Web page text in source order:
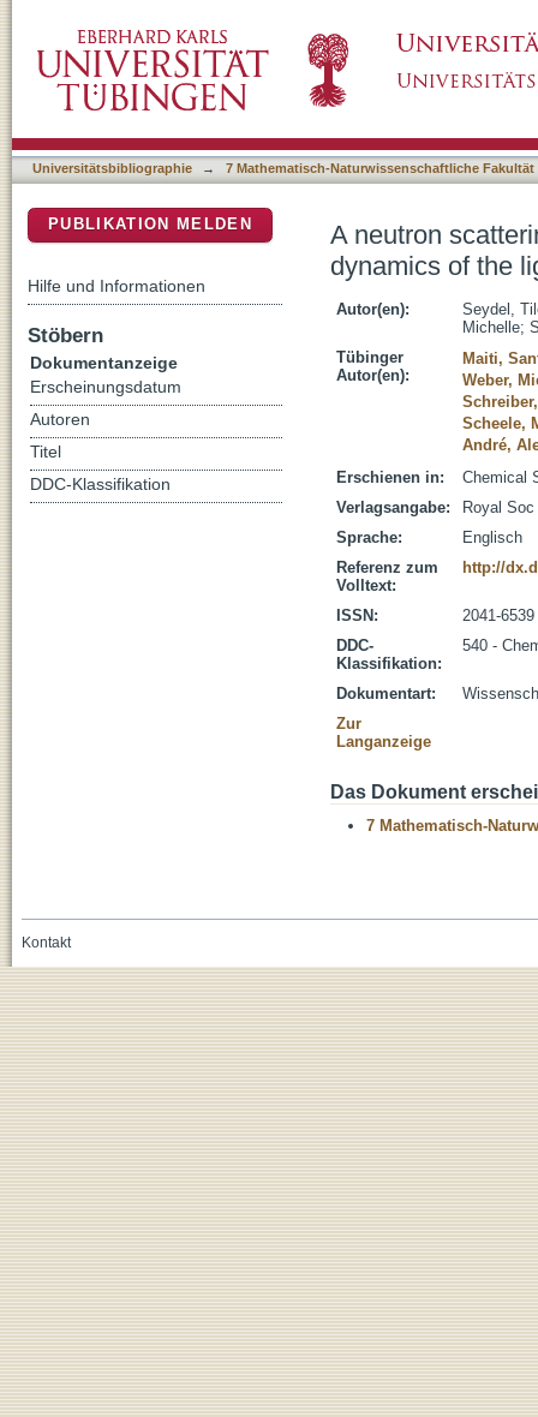
nanocrystals in solution
Universitätsbibliographie → 7 Mathematisch-Naturwissenschaftliche Fakultät
A neutron
dynamics of the
Autor(en):
Seydel,
Michelle;
Tübinger
Autor(en):
Maiti,
Weber,
Scheele,
André,
Erschienen in:
Chemical
Verlagsangabe:
Royal
Sprache:
Englisch
Referenz zum
Volltext:
http://
ISSN:
2041-6539
DDC-
Klassifikation:
540 -
Dokumentart:
Zur
Langanzeige
Das Dokument
7 Mathematisch-
PUBLIKATION MELDEN
Hilfe und Informationen
Stöbern
Dokumentanzeige
Erscheinungsdatum
Autoren
Titel
DDC-Klassifikation
Kontakt